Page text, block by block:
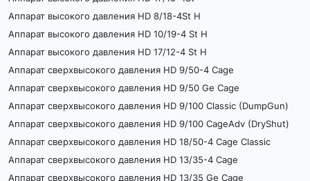
Аппарат высокого давления HD 8/18-4St H
Аппарат высокого давления HD 10/19-4 St H
Аппарат высокого давления HD 17/12-4 St H
Аппарат сверхвысокого давления HD 9/50-4 Cage
Аппарат сверхвысокого давления HD 9/50 Ge Cage
Аппарат сверхвысокого давления HD 9/100 Classic (DumpGun)
Аппарат сверхвысокого давления HD 9/100 CageAdv (DryShut)
Аппарат сверхвысокого давления HD 18/50-4 Cage Classic
Аппарат сверхвысокого давления HD 13/35-4 Cage
Аппарат сверхвысокого давления HD 13/35 Ge Cage